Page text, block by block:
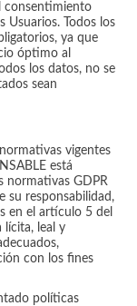
consentimiento
Usuarios. Todos los
ya que
óptimo al
los datos, no se
sean
vigentes
está
normativas GDPR
su responsabilidad,
en el artículo 5 del
lícita, leal y
con los fines
políticas